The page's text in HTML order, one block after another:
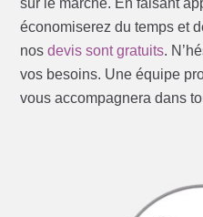
sur le marché. En faisant
économiserez du temps et
nosdevis sont gratuits.
vos besoins. Une équipe
vous accompagnera dans